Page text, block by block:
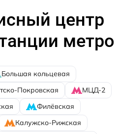
центр
метро
Большая кольцевая
Покровская
МЦД-2
Филёвская
Калужско-Рижская